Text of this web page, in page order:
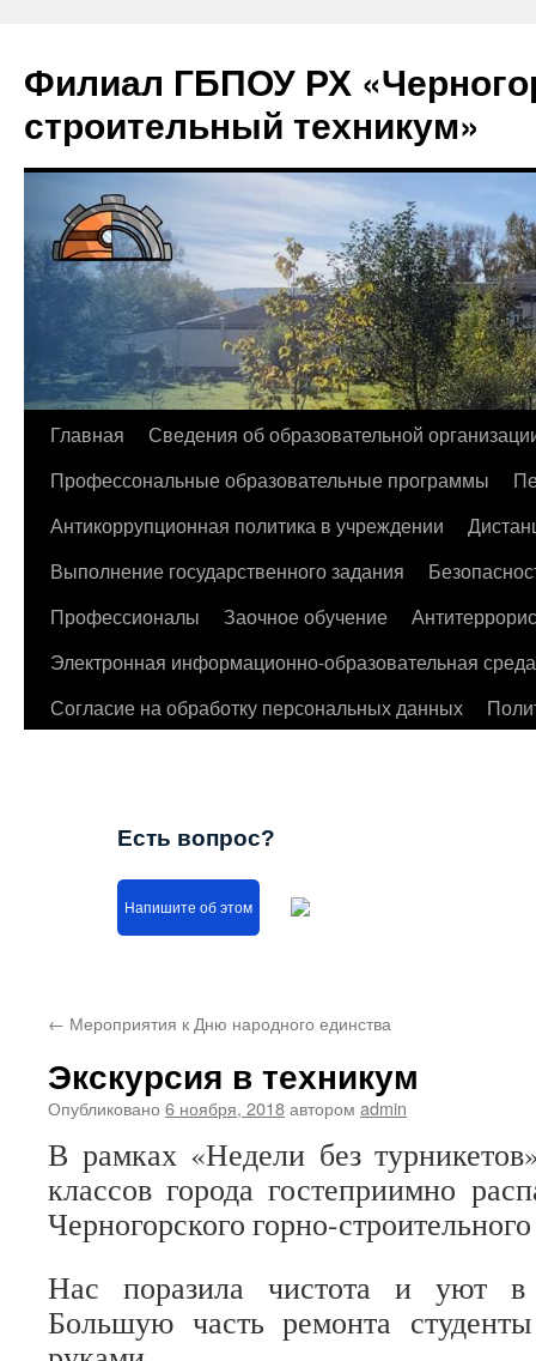
Филиал ГБПОУ РХ
строительный техникум»
Перейти
содержимому
Главная
Сведения об образовательной
Профессональные образовательные программы
Антикоррупционная политика в учреждении
Выполнение государственного задания
Профессионалы
Заочное обучение
Электронная информационно-образовательная среда
Согласие на обработку персональных данных
Есть вопрос?
Напишите об этом
← Мероприятия к Дню народного единства
Экскурсия в техникум
Опубликовано 6 ноября, 2018автором admin
В рамках «Недели без
классов города гостеприимно
Черногорского горно-
Нас поразила чистота и уют в
Большую часть ремонта